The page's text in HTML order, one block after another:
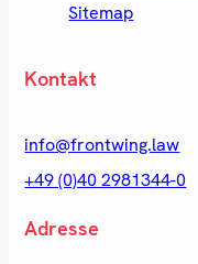
Sitemap
Kontakt
info@frontwing.law
+49 (0)40 2981344-0
Adresse